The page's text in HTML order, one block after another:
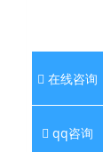
在线咨询
qq咨询